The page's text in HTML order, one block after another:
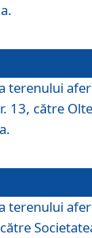
terenului
13, către
terenului